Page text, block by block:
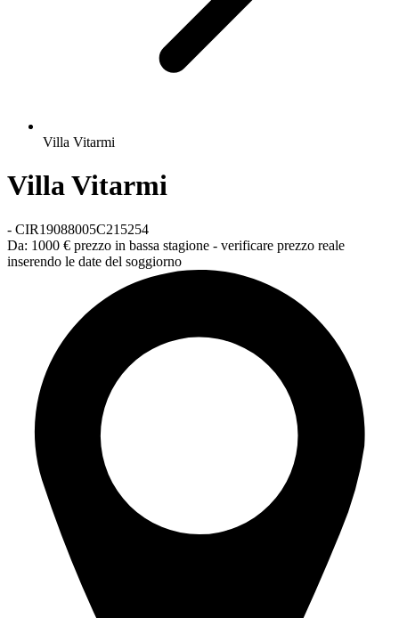
Villa Vitarmi
Villa Vitarmi
- CIR19088005C215254
Da: 1000 € prezzo in bassa stagione - verificare prezzo reale
inserendo le date del soggiorno